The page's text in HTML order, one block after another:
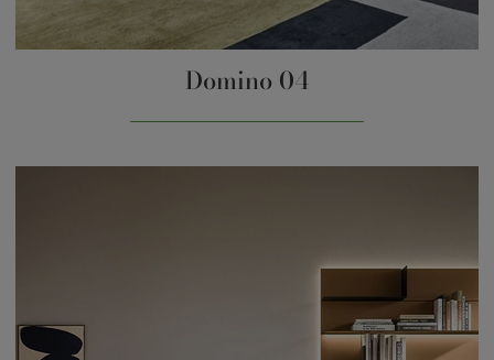
Domino 04